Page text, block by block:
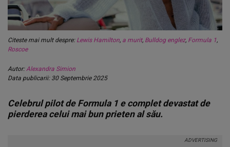
Citeste mai mult despre: Lewis Hamilton, a murit, Bulldog englez, Formula 1,
Roscoe
Autor:Alexandra Simion
Data publicarii: 30 Septembrie 2025
Celebrul pilot de Formula 1 e complet devastat de
pierderea celui mai bun prieten al său.